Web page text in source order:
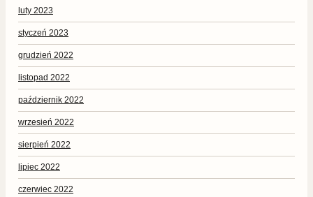
luty 2023
styczeń 2023
grudzień 2022
listopad 2022
październik 2022
wrzesień 2022
sierpień 2022
lipiec 2022
czerwiec 2022